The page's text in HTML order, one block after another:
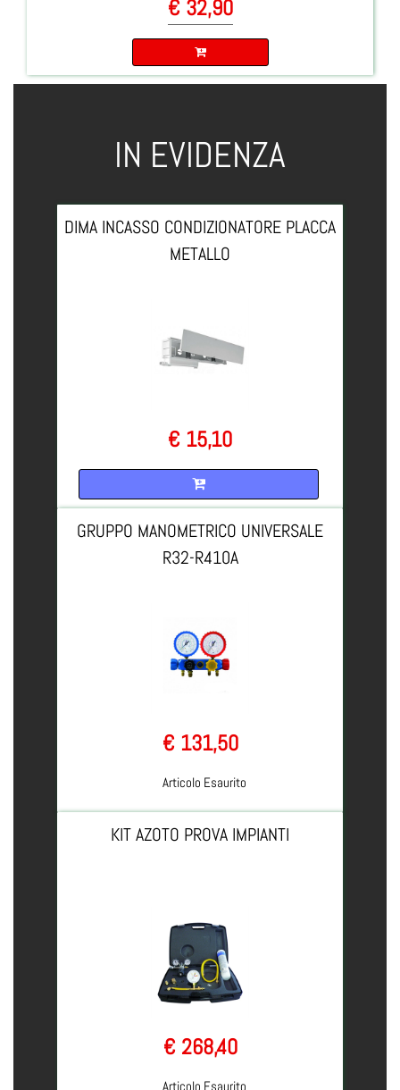
€ 32,90
IN EVIDENZA
DIMA INCASSO CONDIZIONATORE PLACCA
METALLO
€ 15,10
GRUPPO MANOMETRICO UNIVERSALE
R32-R410A
€ 131,50
Articolo Esaurito
KIT AZOTO PROVA IMPIANTI
€ 268,40
Articolo Esaurito